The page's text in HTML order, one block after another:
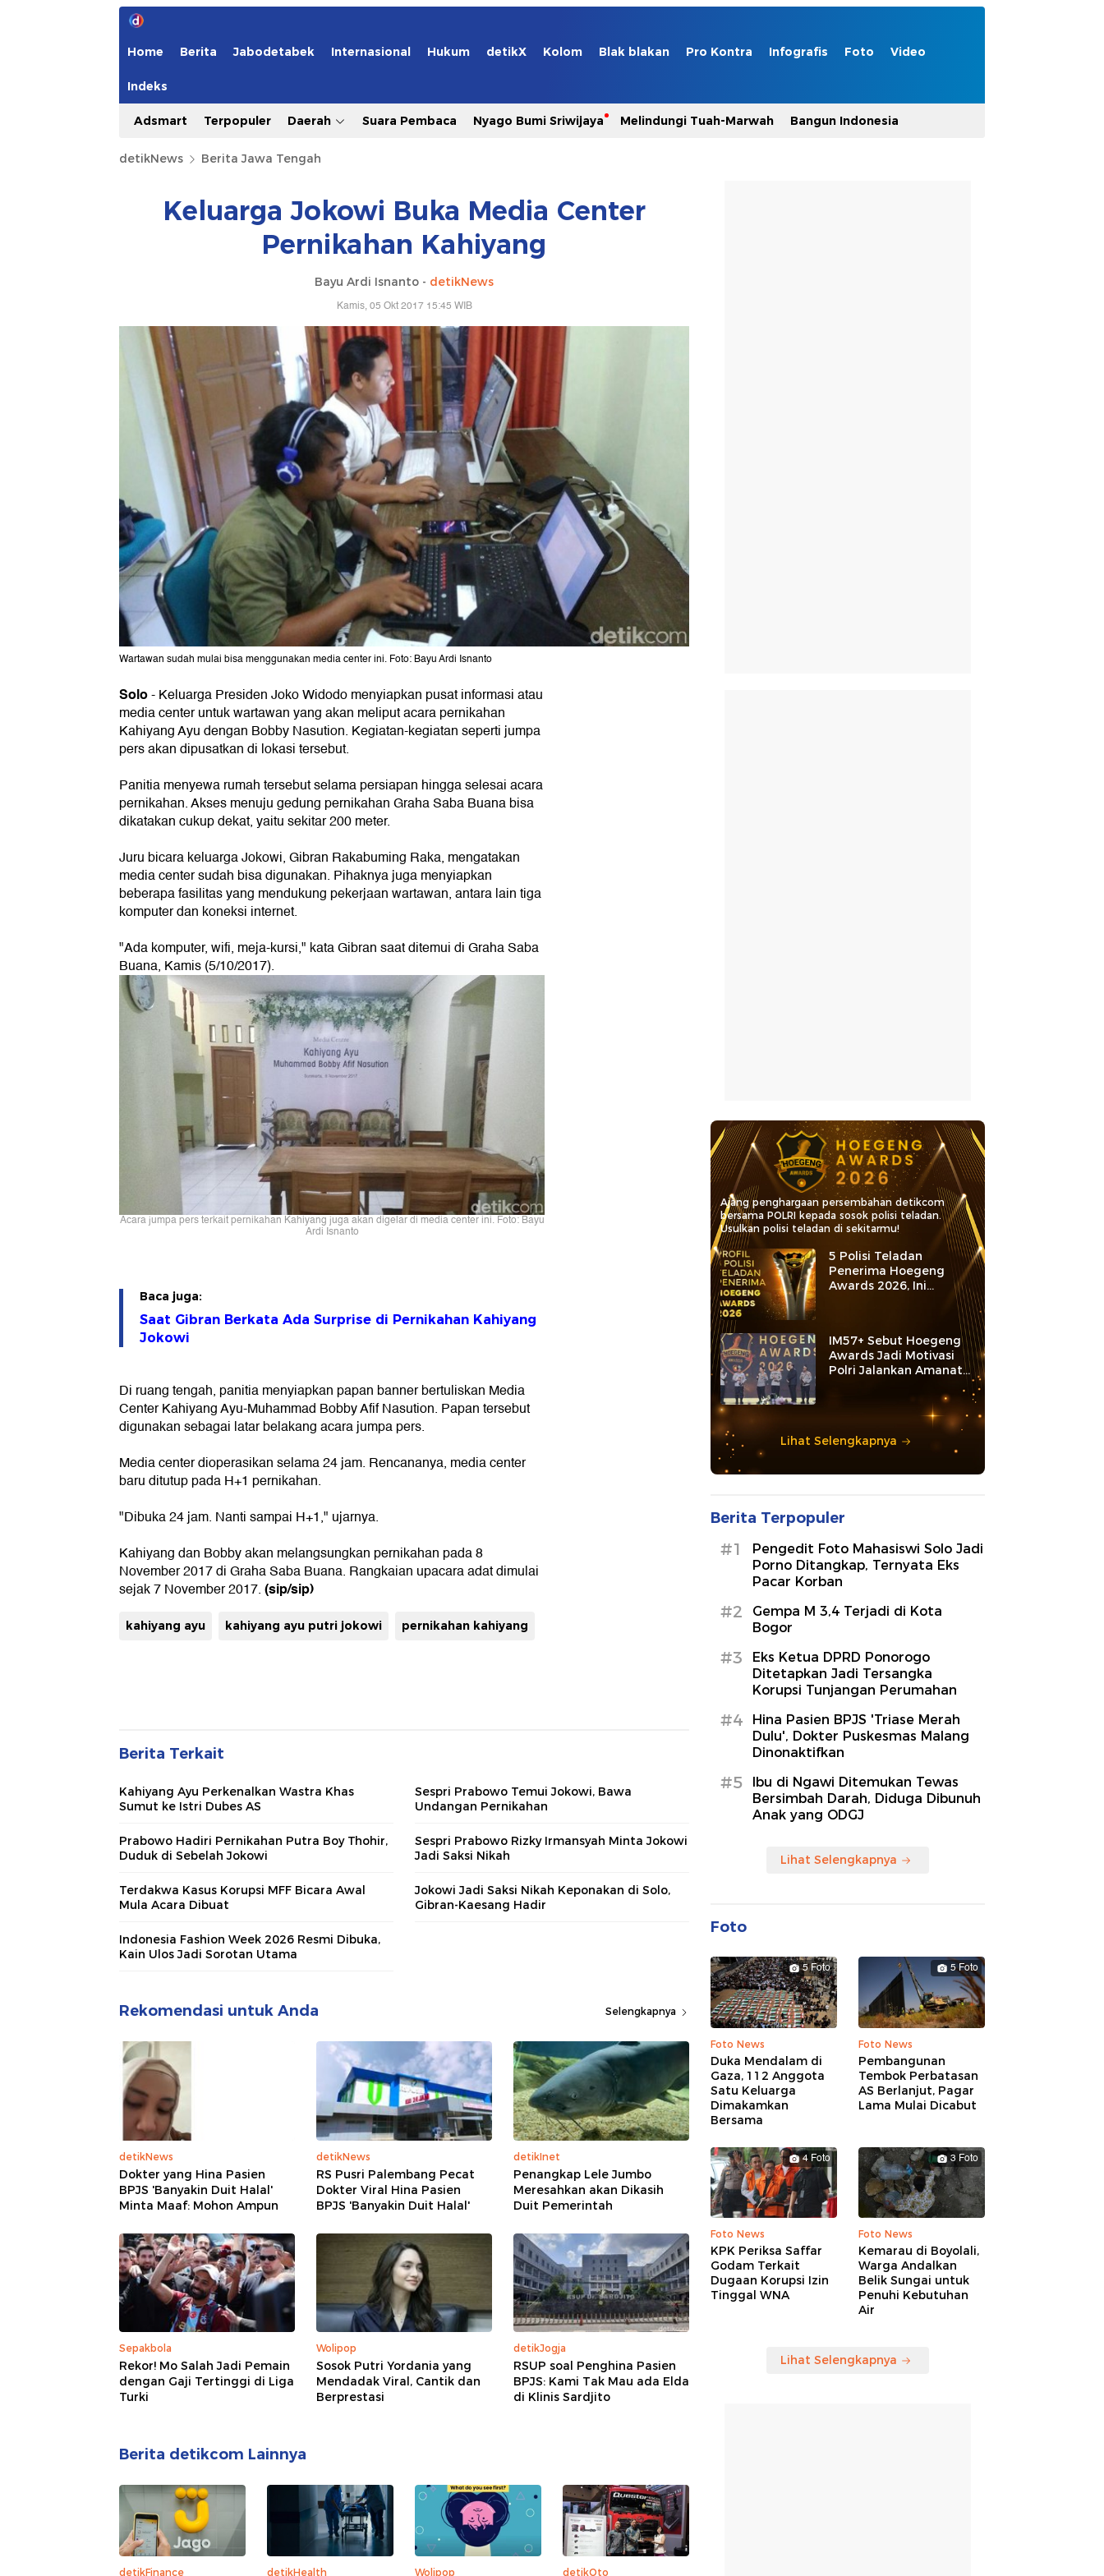
Home Berita Jabodetabek Internasional Hukum detikX Kolom Blak blakan Pro Kontra Infografis Foto Video
Indeks
Adsmart Terpopuler Daerah Suara Pembaca Nyago Bumi Sriwijaya Melindungi Tuah-Marwah Bangun Indonesia
detikNews Berita Jawa Tengah
Keluarga Jokowi Buka Media Center
Pernikahan Kahiyang
Bayu Ardi Isnanto - detikNews
Kamis, 05 Okt 2017 15:45 WIB
Wartawan sudah mulai bisa menggunakan media center ini. Foto: Bayu Ardi Isnanto
Solo-Keluarga Presiden Joko Widodo menyiapkan pusat informasi atau
media center untuk wartawan yang akan meliput acara pernikahan
Kahiyang Ayu dengan Bobby Nasution. Kegiatan-kegiatan seperti jumpa
pers akan dipusatkan di lokasi tersebut.
Panitia menyewa rumah tersebut selama persiapan hingga selesai acara
pernikahan. Akses menuju gedung pernikahan Graha Saba Buana bisa
dikatakan cukup dekat, yaitu sekitar 200 meter.
Juru bicara keluarga Jokowi, Gibran Rakabuming Raka, mengatakan
media center sudah bisa digunakan. Pihaknya juga menyiapkan
beberapa fasilitas yang mendukung pekerjaan wartawan, antara lain tiga
komputer dan koneksi internet.
"Ada komputer, wifi, meja-kursi," kata Gibran saat ditemui di Graha Saba
Buana, Kamis (5/10/2017).
Acara jumpa pers terkait pernikahan Kahiyang juga akan digelar di media center ini. Foto: Bayu
Ardi Isnanto
Baca juga:
Saat Gibran Berkata Ada Surprise di Pernikahan Kahiyang
Jokowi
Di ruang tengah, panitia menyiapkan papan banner bertuliskan Media
Center Kahiyang Ayu-Muhammad Bobby Afif Nasution. Papan tersebut
digunakan sebagai latar belakang acara jumpa pers.
Media center dioperasikan selama 24 jam. Rencananya, media center
baru ditutup pada H+1 pernikahan.
"Dibuka 24 jam. Nanti sampai H+1," ujarnya.
Kahiyang dan Bobby akan melangsungkan pernikahan pada 8
November 2017 di Graha Saba Buana. Rangkaian upacara adat dimulai
sejak 7 November 2017.(sip/sip)
kahiyang ayu kahiyang ayu putri jokowi pernikahan kahiyang
Berita Terkait
Kahiyang Ayu Perkenalkan Wastra Khas
Sumut ke Istri Dubes AS
Sespri Prabowo Temui Jokowi, Bawa
Undangan Pernikahan
Prabowo Hadiri Pernikahan Putra Boy Thohir,
Duduk di Sebelah Jokowi
Sespri Prabowo Rizky Irmansyah Minta Jokowi
Jadi Saksi Nikah
Terdakwa Kasus Korupsi MFF Bicara Awal
Mula Acara Dibuat
Jokowi Jadi Saksi Nikah Keponakan di Solo,
Gibran-Kaesang Hadir
Indonesia Fashion Week 2026 Resmi Dibuka,
Kain Ulos Jadi Sorotan Utama
Rekomendasi untuk Anda Selengkapnya
detikNews
Dokter yang Hina Pasien
BPJS 'Banyakin Duit Halal'
Minta Maaf: Mohon Ampun
detikNews
RS Pusri Palembang Pecat
Dokter Viral Hina Pasien
BPJS 'Banyakin Duit Halal'
detikInet
Penangkap Lele Jumbo
Meresahkan akan Dikasih
Duit Pemerintah
Sepakbola
Rekor! Mo Salah Jadi Pemain
dengan Gaji Tertinggi di Liga
Turki
Wolipop
Sosok Putri Yordania yang
Mendadak Viral, Cantik dan
Berprestasi
detikJogja
RSUP soal Penghina Pasien
BPJS: Kami Tak Mau ada Elda
di Klinis Sardjito
Berita detikcom Lainnya
detikFinance detikHealth Wolipop detikOto
Ajang penghargaan persembahan detikcom
bersama POLRI kepada sosok polisi teladan.
Usulkan polisi teladan di sekitarmu!
5 Polisi Teladan
Penerima Hoegeng
Awards 2026, Ini
Kategori dan Kiprahnya
IM57+ Sebut Hoegeng
Awards Jadi Motivasi
Polri Jalankan Amanat
Lihat Selengkapnya
Berita Terpopuler
#1
Pengedit Foto Mahasiswi Solo Jadi
Porno Ditangkap, Ternyata Eks
Pacar Korban
#2
Gempa M 3,4 Terjadi di Kota
Bogor
#3
Eks Ketua DPRD Ponorogo
Ditetapkan Jadi Tersangka
Korupsi Tunjangan Perumahan
#4
Hina Pasien BPJS 'Triase Merah
Dulu', Dokter Puskesmas Malang
Dinonaktifkan
#5
Ibu di Ngawi Ditemukan Tewas
Bersimbah Darah, Diduga Dibunuh
Anak yang ODGJ
Lihat Selengkapnya
Foto
5 Foto
Foto News
Duka Mendalam di
Gaza, 112 Anggota
Satu Keluarga
Dimakamkan
Bersama
5 Foto
Foto News
Pembangunan
Tembok Perbatasan
AS Berlanjut, Pagar
Lama Mulai Dicabut
4 Foto
Foto News
KPK Periksa Saffar
Godam Terkait
Dugaan Korupsi Izin
Tinggal WNA
3 Foto
Foto News
Kemarau di Boyolali,
Warga Andalkan
Belik Sungai untuk
Penuhi Kebutuhan
Air
Lihat Selengkapnya